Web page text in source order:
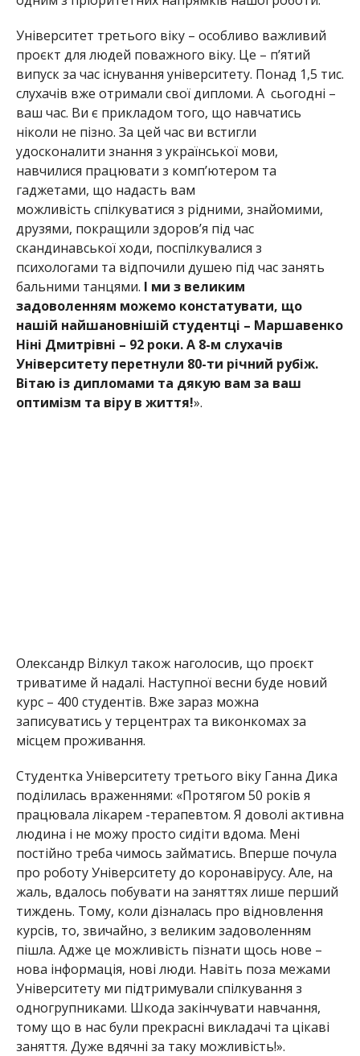
Університет третього віку – особливо важливий
проєкт для людей поважного віку. Це – п’ятий
випуск за час існування університету. Понад 1,5 тис.
слухачів вже отримали свої дипломи. А сьогодні –
ваш час. Ви є прикладом того, що навчатись
ніколи не пізно. За цей час ви встигли
удосконалити знання з української мови,
навчилися працювати з комп’ютером та
гаджетами, що надасть вам
можливість спілкуватися з рідними, знайомими,
друзями, покращили здоров’я під час
скандинавської ходи, поспілкувалися з
психологами та відпочили душею під час занять
бальними танцями. І ми з великим
задоволенням можемо констатувати, що
нашій найшановнішій студентці – Маршавенко
Ніні Дмитрівні – 92 роки. А 8-м слухачів
Університету перетнули 80-ти річний рубіж.
Вітаю із дипломами та дякую вам за ваш
оптимізм та віру в життя!».
Олександр Вілкул також наголосив, що проєкт
триватиме й надалі. Наступної весни буде новий
курс – 400 студентів. Вже зараз можна
записуватись у терцентрах та виконкомах за
місцем проживання.
Студентка Університету третього віку Ганна Дика
поділилась враженнями: «Протягом 50 років я
працювала лікарем -терапевтом. Я доволі активна
людина і не можу просто сидіти вдома. Мені
постійно треба чимось займатись. Вперше почула
про роботу Університету до коронавірусу. Але, на
жаль, вдалось побувати на заняттях лише перший
тиждень. Тому, коли дізналась про відновлення
курсів, то, звичайно, з великим задоволенням
пішла. Адже це можливість пізнати щось нове –
нова інформація, нові люди. Навіть поза межами
Університету ми підтримували спілкування з
одногрупниками. Шкода закінчувати навчання,
тому що в нас були прекрасні викладачі та цікаві
заняття. Дуже вдячні за таку можливість!».